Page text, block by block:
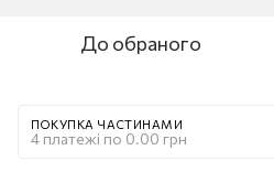
До обраного
ПОКУПКА ЧАСТИНАМИ
4 платежі по 0.00 грн